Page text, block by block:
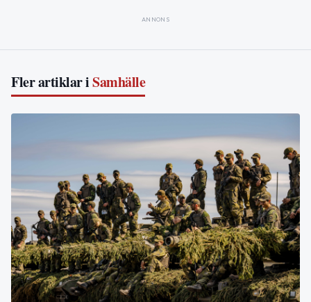
ANNONS
Fler artiklar iSamhälle